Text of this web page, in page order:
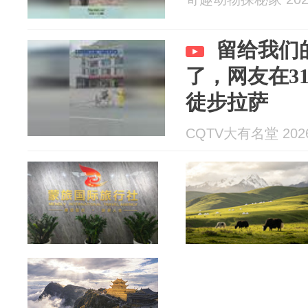
留给我们
了，网友在
徒步拉萨
CQTV大有名堂